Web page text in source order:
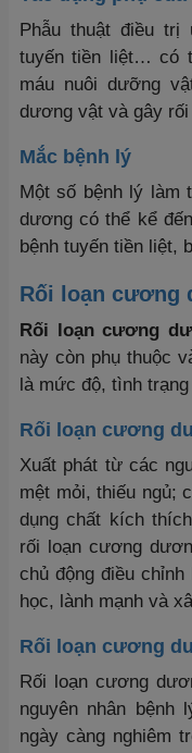
Phẫu thuật điều
tuyến tiền liệt… có
máu nuôi dưỡng
dương vật và gây
Mắc bệnh lý
Một số bệnh lý làm
dương có thể kể
bệnh tuyến tiền liệt,
Rối loạn cương
Rối loạn cương
này còn phụ thuộc
là mức độ, tình
Rối loạn cương
Xuất phát từ các
mệt mỏi, thiếu ngủ;
dụng chất kích
rối loạn cương
chủ động điều
học, lành mạnh và
Rối loạn cương
Rối loạn cương
nguyên nhân bệnh
ngày càng nghiêm